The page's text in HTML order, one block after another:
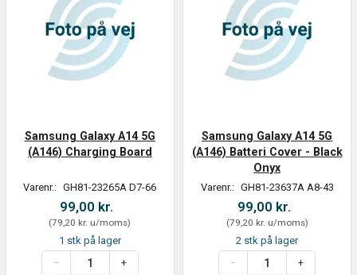
Samsung Galaxy A14 5G
(A146) Charging Board
Varenr.: GH81-23265A D7-66
99,00 kr.
(79,20 kr. u/moms)
1 stk på lager
Samsung Galaxy A14 5G
(A146) Batteri Cover - Black
Onyx
Varenr.: GH81-23637A A8-43
99,00 kr.
(79,20 kr. u/moms)
2 stk på lager